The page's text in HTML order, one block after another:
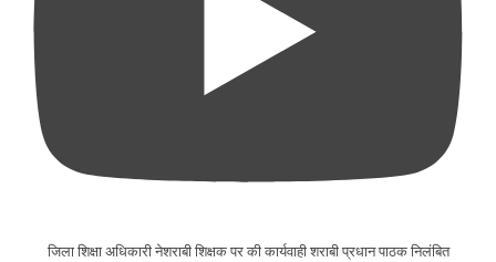
जिला शिक्षा अधिकारी नेशराबी शिक्षक पर की कार्यवाही शराबी प्रधान पाठक निलंबित